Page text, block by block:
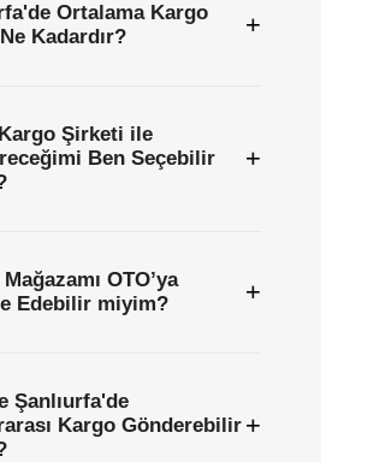
Ortalama Kargo
Kadardır?
+
Şirketi ile
Ben Seçebilir
+
OTO’ya
Edebilir miyim?
+
Şanlıurfa'de
Kargo Gönderebilir +